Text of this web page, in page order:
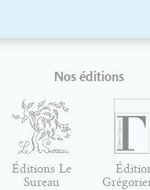
Nos éditions
Éditions Le
Sureau